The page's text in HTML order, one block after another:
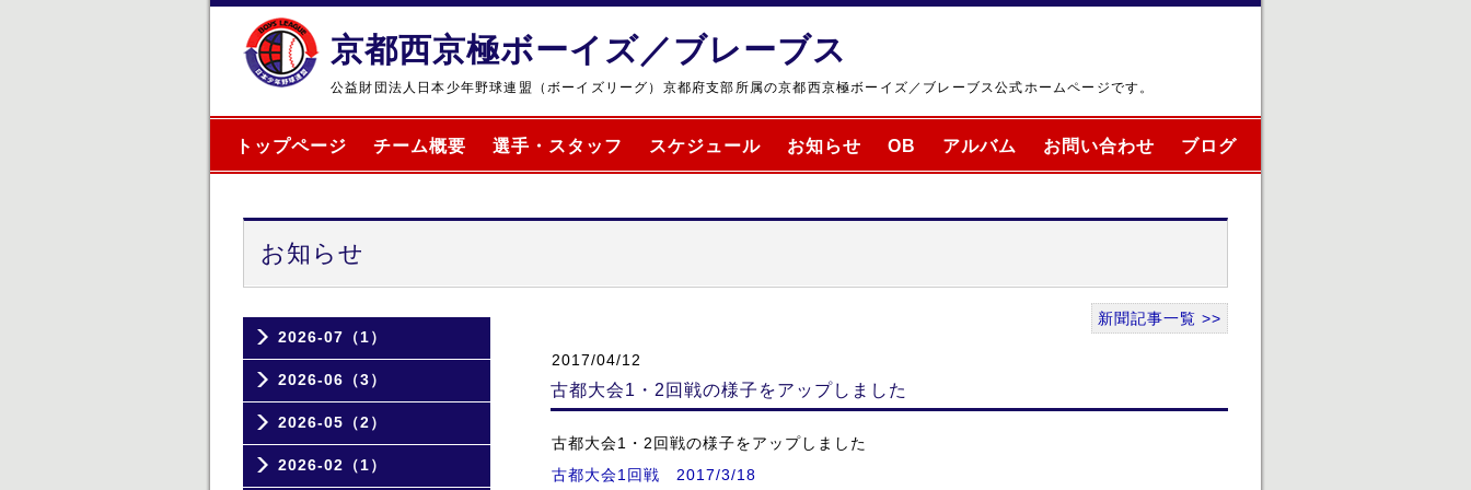
京都西京極ボーイズ／ブレーブス
公益財団法人日本少年野球連盟（ボーイズリーグ）京都府支部所属の京都西京極ボーイズ／ブレーブス公式ホームページです。
トップページ チーム概要 選手・スタッフ スケジュール お知らせ OB アルバム お問い合わせ ブログ
2026-07（1）
2026-06（3）
2026-05（2）
2026-02（1）
お知らせ
新聞記事一覧 >>
2017/04/12
古都大会1・2回戦の様子をアップしました
古都大会1・2回戦の様子をアップしました
古都大会1回戦 2017/3/18